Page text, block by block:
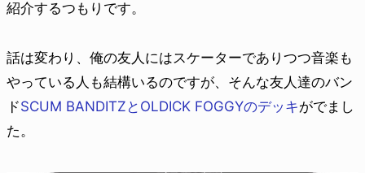
紹介するつもりです。
話は変わり、俺の友人にはスケーターでありつつ音楽も
やっている人も結構いるのですが、そんな友人達のバン
ドSCUM BANDITZとOLDICK FOGGYのデッキがでまし
た。